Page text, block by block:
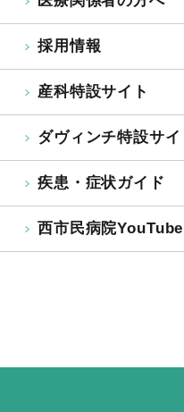
採用情報
産科特設サイト
ダヴィンチ特設サイ
疾患・症状ガイド
西市民病院YouTube